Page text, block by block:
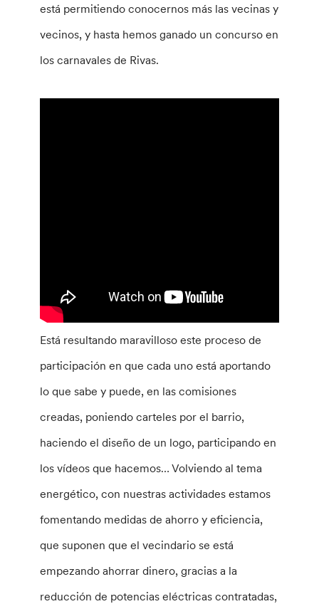
está permitiendo conocernos más las vecinas y
vecinos, y hasta hemos ganado un concurso en
los carnavales de Rivas.
Está resultando maravilloso este proceso de
participación en que cada uno está aportando
lo que sabe y puede, en las comisiones
creadas, poniendo carteles por el barrio,
haciendo el diseño de un logo, participando en
los vídeos que hacemos… Volviendo al tema
energético, con nuestras actividades estamos
fomentando medidas de ahorro y eficiencia,
que suponen que el vecindario se está
empezando ahorrar dinero, gracias a la
reducción de potencias eléctricas contratadas,